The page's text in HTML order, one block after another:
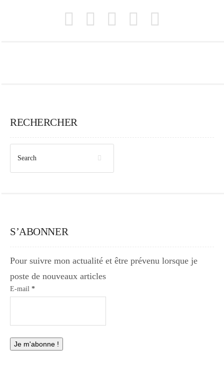
RECHERCHER
S’ABONNER
Pour suivre mon actualité et être prévenu lorsque je
poste de nouveaux articles
E-mail *